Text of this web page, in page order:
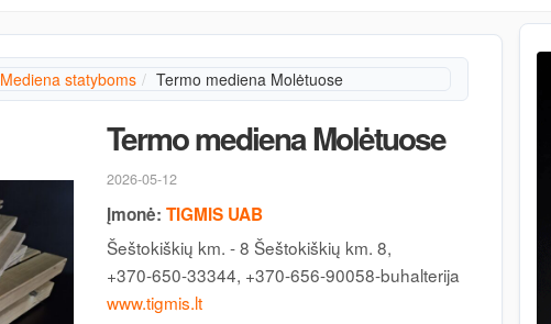
Mediena statyboms Termo mediena Molėtuose
Termo mediena Molėtuose
2026-05-12
Įmonė: TIGMIS UAB
Šeštokiškių km. - 8 Šeštokiškių km. 8,
+370-650-33344, +370-656-90058-buhalterija
www.tigmis.lt